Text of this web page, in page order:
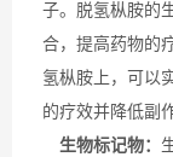
子。脱氢枞胺的
合，提高药物的
氢枞胺上，可以
的疗效并降低副
生物标记物：